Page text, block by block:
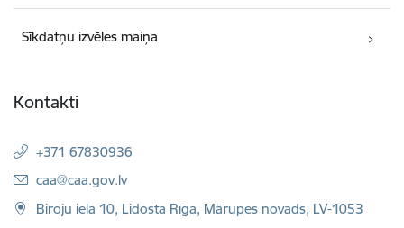
Sīkdatņu izvēles maiņa
Kontakti
+371 67830936
E-pasts:
caa@caa.gov.lv
Biroju iela 10, Lidosta Rīga, Mārupes novads, LV-1053